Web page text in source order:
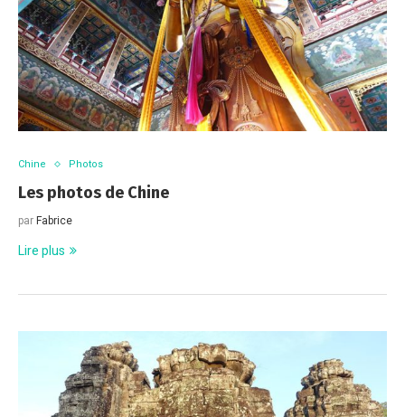
Chine Photos
Les photos de Chine
par Fabrice
Lire plus